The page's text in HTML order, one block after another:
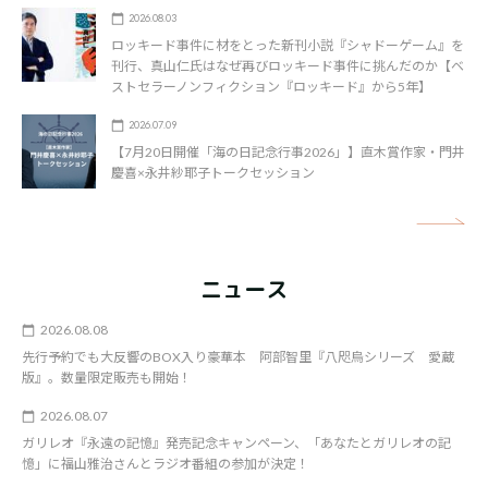
2026.08.03
ロッキード事件に材をとった新刊小説『シャドーゲーム』を
刊行、真山仁氏はなぜ再びロッキード事件に挑んだのか【ベ
ストセラーノンフィクション『ロッキード』から5年】
2026.07.09
【7月20日開催「海の日記念行事2026」】直木賞作家・門井
慶喜×永井紗耶子トークセッション
ニュース
2026.08.08
先行予約でも大反響のBOX入り豪華本 阿部智里『八咫烏シリーズ 愛蔵
版』。数量限定販売も開始！
2026.08.07
ガリレオ『永遠の記憶』発売記念キャンペーン、「あなたとガリレオの記
憶」に福山雅治さんとラジオ番組の参加が決定！